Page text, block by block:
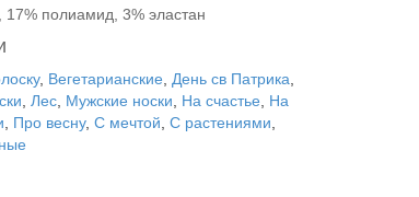
17% полиамид, 3% эластан
, Вегетарианские День св Патрика
Лес Мужские носки На счастье
На
Про весну, С мечтой С растениями